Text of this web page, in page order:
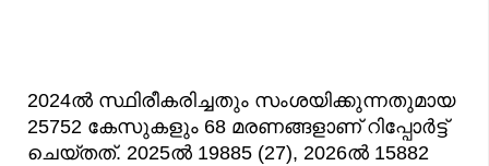
2024ല്‍ സ്ഥിരീകരിച്ചതും സംശയിക്കുന്നതുമായ
25752 കേസുകളും 68 മരണങ്ങളാണ് റിപ്പോർട്ട്
ചെയ്തത്. 2025ല്‍ 19885 (27), 2026ല്‍ 15882